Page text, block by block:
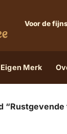
Voor de
Merk
“Rustgevende